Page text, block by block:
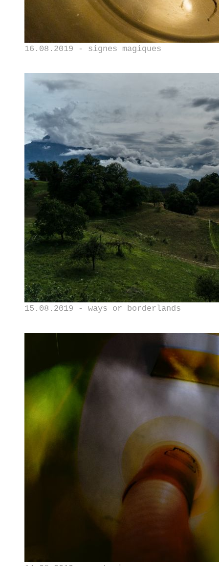
16.08.2019 - signes magiques
15.08.2019 - ways or borderlands